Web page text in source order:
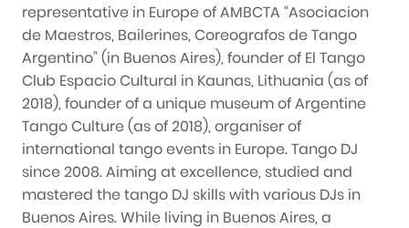
representative in Europe of AMBCTA “Asociacion
de Maestros, Bailerines, Coreografos de Tango
Argentino” (in Buenos Aires), founder of El Tango
Club Espacio Cultural in Kaunas, Lithuania (as of
2018), founder of a unique museum of Argentine
Tango Culture (as of 2018), organiser of
international tango events in Europe. Tango DJ
since 2008. Aiming at excellence, studied and
mastered the tango DJ skills with various DJs in
Buenos Aires. While living in Buenos Aires, a